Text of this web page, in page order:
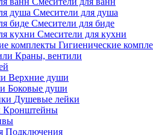
Смесители для душа
Смесители для биде
Смесители для кухни
Гигиенические
Краны, вентили
Верхние души
Боковые души
Душевые лейки
Кронштейны
Подключения